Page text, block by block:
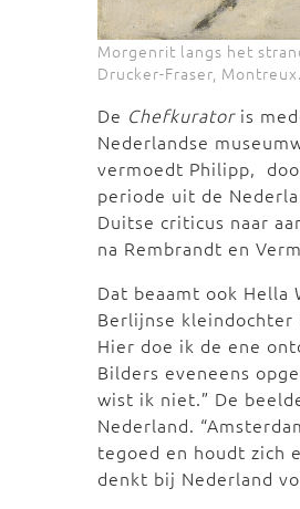
Morgenrit langs het
Drucker-Fraser,
De Chefkuratoris
Nederlandse
vermoedt Philipp,
periode uit de
Duitse criticus naar
na Rembrandt en
Dat beaamt ook
Berlijnse kleindochter
Hier doe ik de ene
Bilders eveneens
wist ik niet.” De
Nederland.
tegoed en houdt zich
denkt bij Nederland